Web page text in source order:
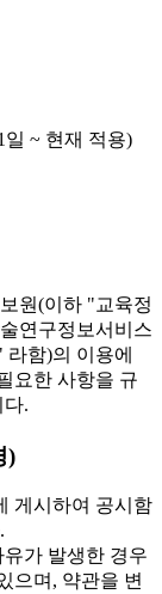
일 ~ 현재 적용)
원(이하 "교육정
연구정보서비스
함)의 이용에
요한 사항을 규
다.
)
게시하여 공시함
가 발생한 경우
으며, 약관을 변